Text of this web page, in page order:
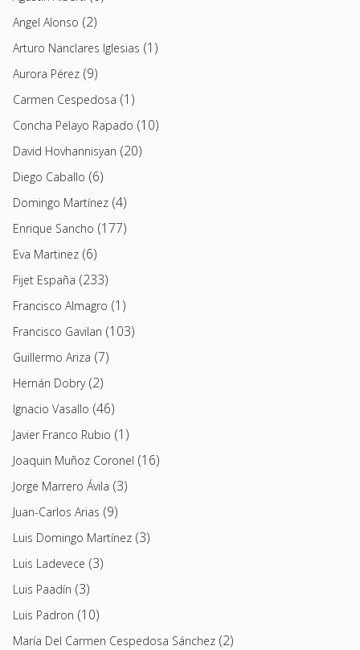
Angel Alonso (2)
Arturo Nanclares Iglesias (1)
Aurora Pérez (9)
Carmen Cespedosa (1)
Concha Pelayo Rapado (10)
David Hovhannisyan (20)
Diego Caballo (6)
Domingo Martínez (4)
Enrique Sancho (177)
Eva Martinez (6)
Fijet España (233)
Francisco Almagro (1)
Francisco Gavilan (103)
Guillermo Ariza (7)
Hernán Dobry(2)
Ignacio Vasallo (46)
Javier Franco Rubio (1)
Joaquin Muñoz Coronel (16)
Jorge Marrero Ávila (3)
Juan-Carlos Arias (9)
Luis Domingo Martínez (3)
Luis Ladevece (3)
Luis Paadín (3)
Luis Padron (10)
María Del Carmen Cespedosa Sánchez (2)